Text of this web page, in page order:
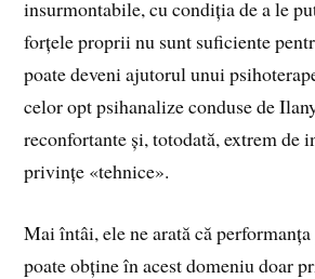
insurmontabile, cu condiția de a le
forțele proprii nu sunt suficiente
poate deveni ajutorul unui
celor opt psihanalize conduse de
reconfortante și, totodată, extrem de
privințe «tehnice».
Mai întâi, ele ne arată că
poate obține în acest domeniu doar